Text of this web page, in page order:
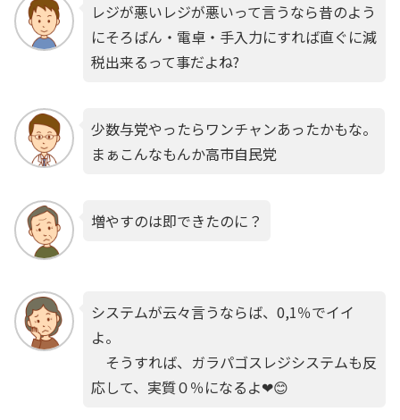
レジが悪いレジが悪いって言うなら昔のよう
にそろばん・電卓・手入力にすれば直ぐに減
税出来るって事だよね?
少数与党やったらワンチャンあったかもな。
まぁこんなもんか高市自民党
増やすのは即できたのに？
システムが云々言うならば、0,1％でイイ
よ。
そうすれば、ガラパゴスレジシステムも反
応して、実質０％になるよ❤😊